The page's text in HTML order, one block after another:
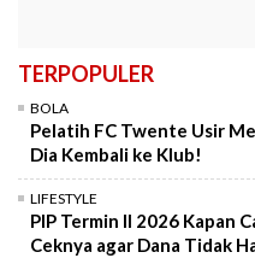
TERPOPULER
BOLA
Pelatih FC Twente Usir
Dia Kembali ke Klub!
LIFESTYLE
PIP Termin II 2026 Kapan
Ceknya agar Dana Tidak